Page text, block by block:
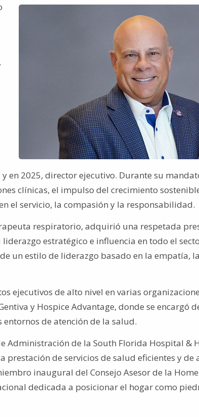
en 2025, director ejecutivo. Durante su
clínicas, el impulso del crecimiento
el servicio, la compasión y la responsabilidad.
respiratorio, adquirió una respetada
estratégico e influencia en todo el
un estilo de liderazgo basado en la empatía,
ejecutivos de alto nivel en varias
y Hospice Advantage, donde se encargó
de atención de la salud.
Administración de la South Florida Hospital &
de servicios de salud eficientes y de
inaugural del Consejo Asesor de la
dedicada a posicionar el hogar como